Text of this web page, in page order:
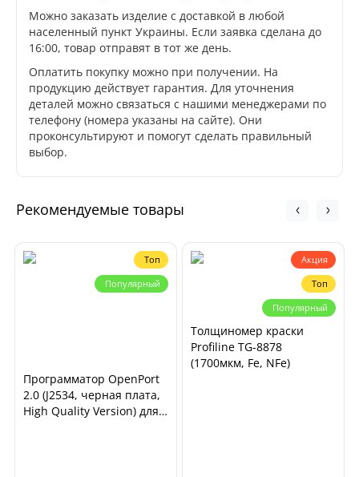
Можно заказать изделие с доставкой в любой
населенный пункт Украины. Если заявка сделана до
16:00, товар отправят в тот же день.
Оплатить покупку можно при получении. На
продукцию действует гарантия. Для уточнения
деталей можно связаться с нашими менеджерами по
телефону (номера указаны на сайте). Они
проконсультируют и помогут сделать правильный
выбор.
Рекомендуемые товары
Топ
Популярный
Программатор OpenPort
2.0 (J2534, черная плата,
High Quality Version) для
Акция
Топ
Популярный
Толщиномер краски
Profiline TG-8878
(1700мкм, Fe, NFe)